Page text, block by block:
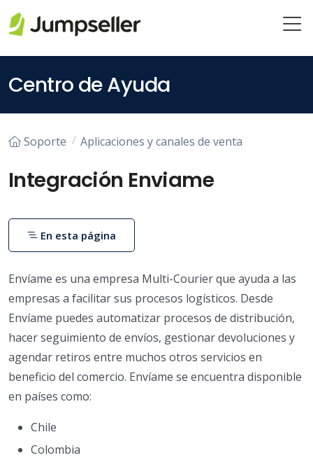
Centro de Ayuda
Soporte Aplicaciones y canales de venta
Integración Enviame
Envíame es una empresa Multi-Courier que ayuda a las
empresas a facilitar sus procesos logísticos. Desde
Envíame puedes automatizar procesos de distribución,
hacer seguimiento de envíos, gestionar devoluciones y
agendar retiros entre muchos otros servicios en
beneficio del comercio. Envíame se encuentra disponible
en países como:
Chile
Colombia
En esta página